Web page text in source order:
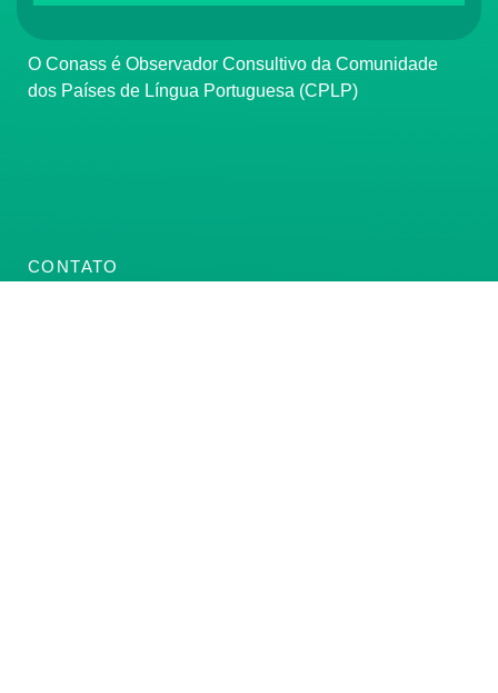
O Conass é Observador Consultivo da Comunidade
dos Países de Língua Portuguesa (CPLP)
CONTATO